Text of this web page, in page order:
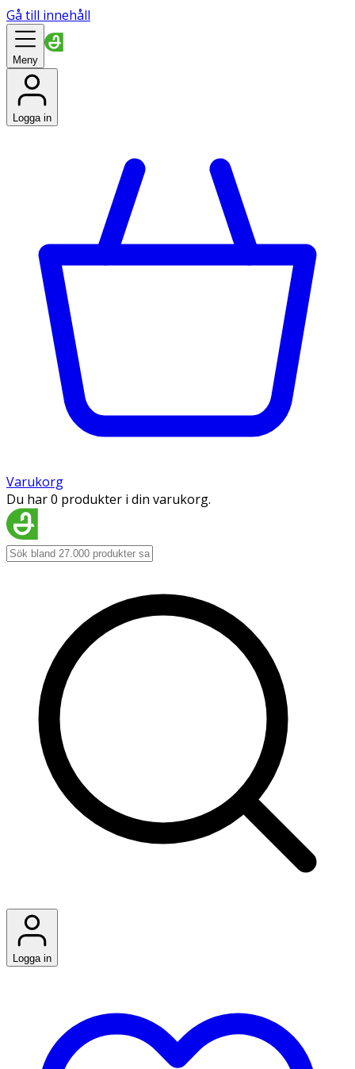
Gå till innehåll
Meny
Logga in
Varukorg
Du har 0 produkter i din varukorg.
Logga in